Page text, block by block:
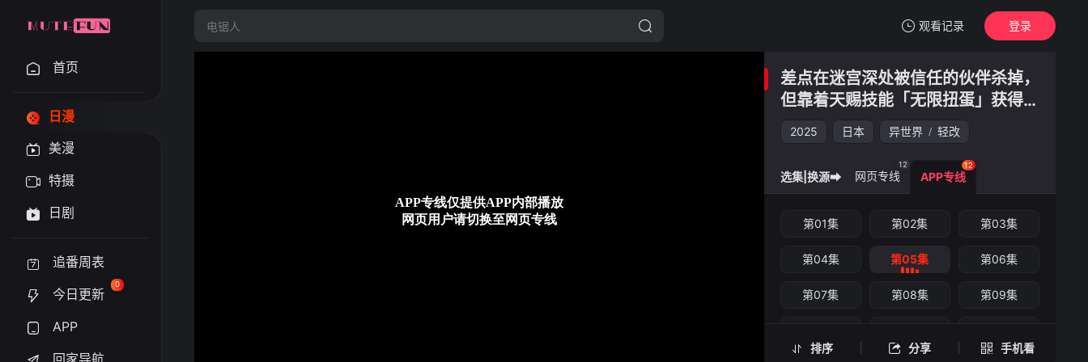
观看记录
我的观影记录
第05集
差点在迷宫深处被信任的伙伴杀掉，但靠着天赐技能「无限扭蛋」获得等级9999的伙伴，我要向前队友和世界展开复仇&「给他们好看！」
清空
登录
首页
日漫
美漫
特摄
日剧
追番周表
今日更新
0
APP
回家导航
差点在迷宫深处被信任的伙伴杀掉，
但靠着天赐技能「无限扭蛋」获得等
级9999的伙伴，我要向前队友和世
界展开复仇&「给他们好看！」
2025 日本 异世界 / 轻改
排序 分享 手机看
差点在迷宫深处被信任的伙伴杀掉，但靠着
天赐技能「无限扭蛋」获得等级9999的伙
伴，我要向前队友和世界展开复仇&「给他们
好看！」 -第05集
选集|换源➡ 网页专线
12
APP专线
12
第01集 第02集 第03集
第04集 第05集 第06集
第07集 第08集 第09集